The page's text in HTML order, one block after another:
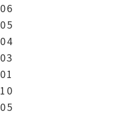
06
05
04
03
01
10
05